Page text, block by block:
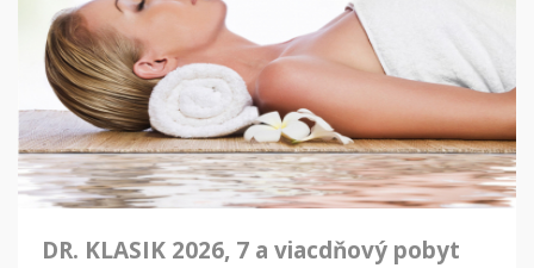
DR. KLASIK 2026, 7 a viacdňový pobyt